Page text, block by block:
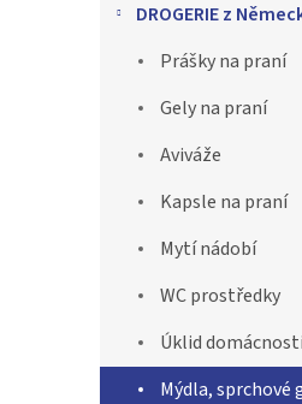
DROGERIE z
Prášky na praní
Gely na praní
Aviváže
Kapsle na praní
Mytí nádobí
WC prostředky
Úklid domácnosti
Mýdla, sprchové